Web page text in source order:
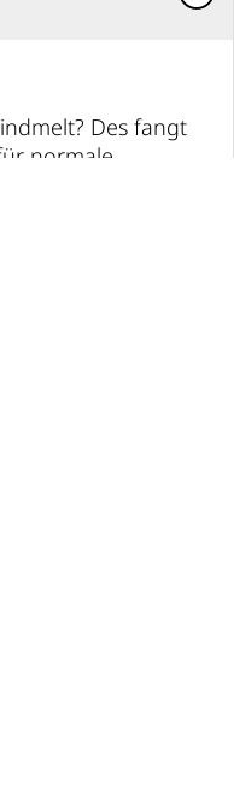
Des fangt
normale